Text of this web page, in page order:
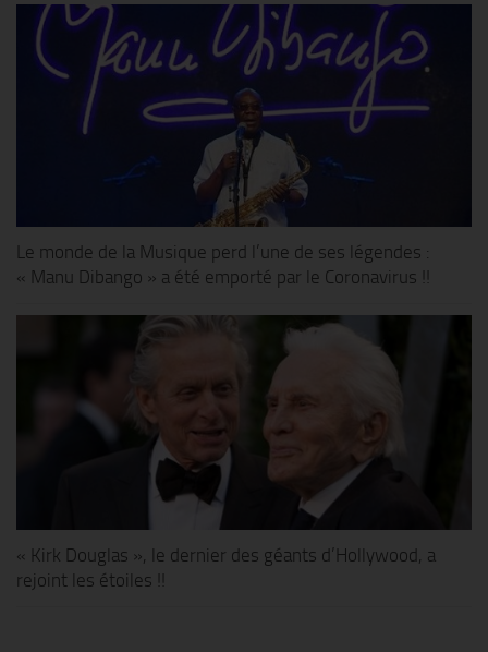
Le monde de la Musique perd l’une de ses légendes :
« Manu Dibango » a été emporté par le Coronavirus !!
« Kirk Douglas », le dernier des géants d’Hollywood, a
rejoint les étoiles !!